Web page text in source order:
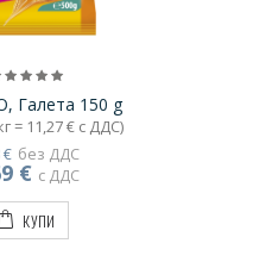
Галета 150 g
= 11,27 € с ДДС)
без ДДС
€
с ДДС
€
КУПИ